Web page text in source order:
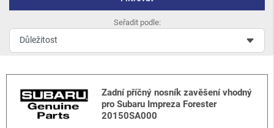
Seřadit podle:
Zadní příčný nosník zavěšení vhodný
pro Subaru Impreza Forester
20150SA000